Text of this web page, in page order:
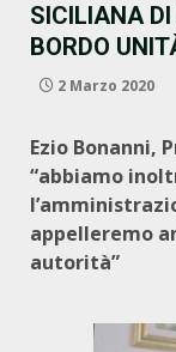
SICILIANA
BORDO
2 Marzo 2020
Ezio Bonanni,
“abbiamo
appelleremo
autorità”